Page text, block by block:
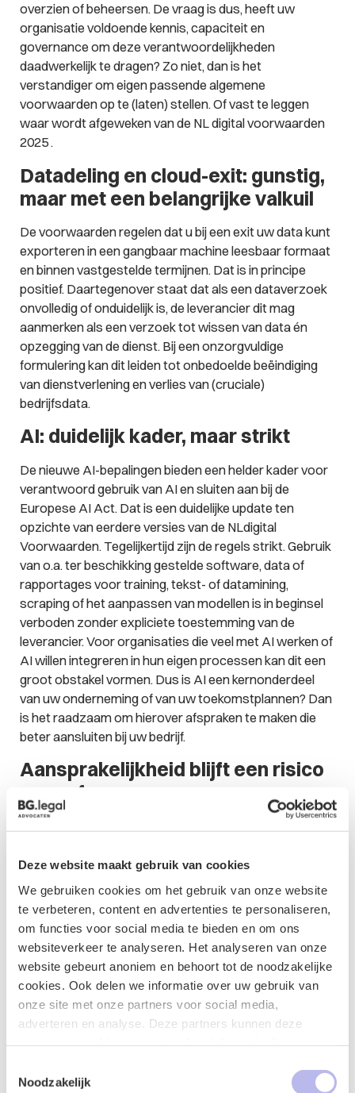
Deze website maakt gebruik van cookies
We gebruiken cookies om het gebruik van onze website
te verbeteren, content en advertenties te personaliseren,
om functies voor social media te bieden en om ons
websiteverkeer te analyseren. Het analyseren van onze
website gebeurt anoniem en behoort tot de noodzakelijke
cookies. Ook delen we informatie over uw gebruik van
onze site met onze partners voor social media,
adverteren en analyse. Deze partners kunnen deze
uw gebruik van hun services.
Noodzakelijk
overzien of beheersen. De vraag is dus, heeft uw
organisatie voldoende kennis, capaciteit en
governance om deze verantwoordelijkheden
daadwerkelijk te dragen? Zo niet, dan is het
verstandiger om eigen passende algemene
voorwaarden op te (laten) stellen. Of vast te leggen
waar wordt afgeweken van de NL digital voorwaarden
2025 .
Datadeling en cloud-exit: gunstig,
maar met een belangrijke valkuil
De voorwaarden regelen dat u bij een exit uw data kunt
exporteren in een gangbaar machine leesbaar formaat
en binnen vastgestelde termijnen. Dat is in principe
positief. Daartegenover staat dat als een dataverzoek
onvolledig of onduidelijk is, de leverancier dit mag
aanmerken als een verzoek tot wissen van data én
opzegging van de dienst. Bij een onzorgvuldige
formulering kan dit leiden tot onbedoelde beëindiging
van dienstverlening en verlies van (cruciale)
bedrijfsdata.
AI: duidelijk kader, maar strikt
De nieuwe AI-bepalingen bieden een helder kader voor
verantwoord gebruik van AI en sluiten aan bij de
Europese AI Act. Dat is een duidelijke update ten
opzichte van eerdere versies van de NLdigital
Voorwaarden. Tegelijkertijd zijn de regels strikt. Gebruik
van o.a. ter beschikking gestelde software, data of
rapportages voor training, tekst- of datamining,
scraping of het aanpassen van modellen is in beginsel
verboden zonder expliciete toestemming van de
leverancier. Voor organisaties die veel met AI werken of
AI willen integreren in hun eigen processen kan dit een
groot obstakel vormen. Dus is AI een kernonderdeel
van uw onderneming of van uw toekomstplannen? Dan
is het raadzaam om hierover afspraken te maken die
beter aansluiten bij uw bedrijf.
Aansprakelijkheid blijft een risico
voor afnemers
van zaken is nu beperkt tot €1.750.000 i.p.v. €1.250.000
en dataverlies is niet langer uitgesloten als indirecte
schadepost. Is de potentiële schade bij uitval,
beveiligingsincidenten of fouten groter dan de
contractuele aansprakelijkheidslimiet? Dan is het
verstandig om aanvullende afspraken vast te leggen,
bijvoorbeeld via een SLA met maatwerkbepalingen of
aanvullende garanties.
Conclusie: de 2025-voorwaarden
geven structuur in disbalans
De NLdigital Voorwaarden 2025 bieden meer structuur